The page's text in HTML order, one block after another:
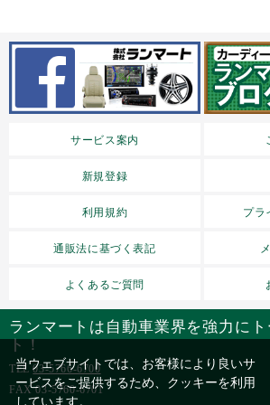
サービス案内
新規登録
利用規約 プラ
通販法に基づく表記
よくあるご質問
ランマートは自動車業界を強力に
ト！
TEL03-5766-6700
FAX 03-5760-6701
当ウェブサイトでは、お客様により良いサ
ービスをご提供するため、クッキーを利用
しています。